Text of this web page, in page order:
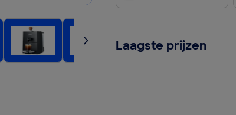
Laagste prijzen